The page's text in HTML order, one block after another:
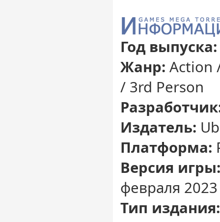
Год выпуска:
Жанр: Action
/ 3rd Person
Издатель:
Платформа:
Версия игры:
февраля 2023
Тип издания: